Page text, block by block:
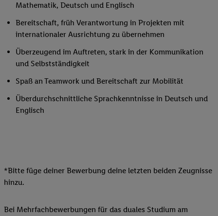
Mathematik, Deutsch und Englisch
Bereitschaft, früh Verantwortung in Projekten mit
internationaler Ausrichtung zu übernehmen
Überzeugend im Auftreten, stark in der Kommunikation
und Selbstständigkeit
Spaß an Teamwork und Bereitschaft zur Mobilität
Überdurchschnittliche Sprachkenntnisse in Deutsch und
Englisch
*Bitte füge deiner Bewerbung deine letzten beiden Zeugnisse
hinzu.
Bei Mehrfachbewerbungen für das duales Studium am